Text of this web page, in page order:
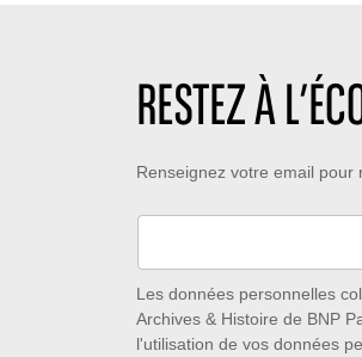
RESTEZ À
Restez
à
des
nouveautés
Renseignez votre email pour
Les données personnelles
Archives & Histoire de BNP
l'utilisation de vos données